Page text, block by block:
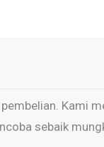
Kami
sebaik